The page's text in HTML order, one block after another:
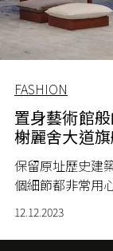
FASHION
置身藝術館
榭麗舍大道
保留原址歷史建
個細節都非常用
12.12.2023